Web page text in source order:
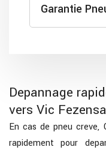
Garantie
Depannage
vers Vic
En cas de pneu creve,
rapidement pour